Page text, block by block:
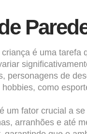
é uma
personagens de
como
fator crucial a
arranhões e até